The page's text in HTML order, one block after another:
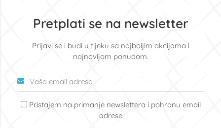
Pretplati se na newsletter
Prijavi se i budi u tijeku sa najboljim akcijama i
najnovijom ponudom.
Pristajem na primanje newslettera i pohranu email
adrese